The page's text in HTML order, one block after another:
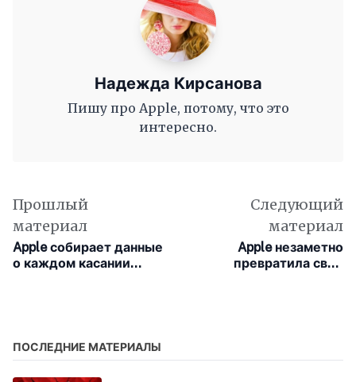
Надежда Кирсанова
Пишу про Apple, потому, что это
интересно.
Прошлый
материал
Apple собирает данные
о каждом касании
Следующий
материал
Apple незаметно
превратила свои
ПОСЛЕДНИЕ МАТЕРИАЛЫ